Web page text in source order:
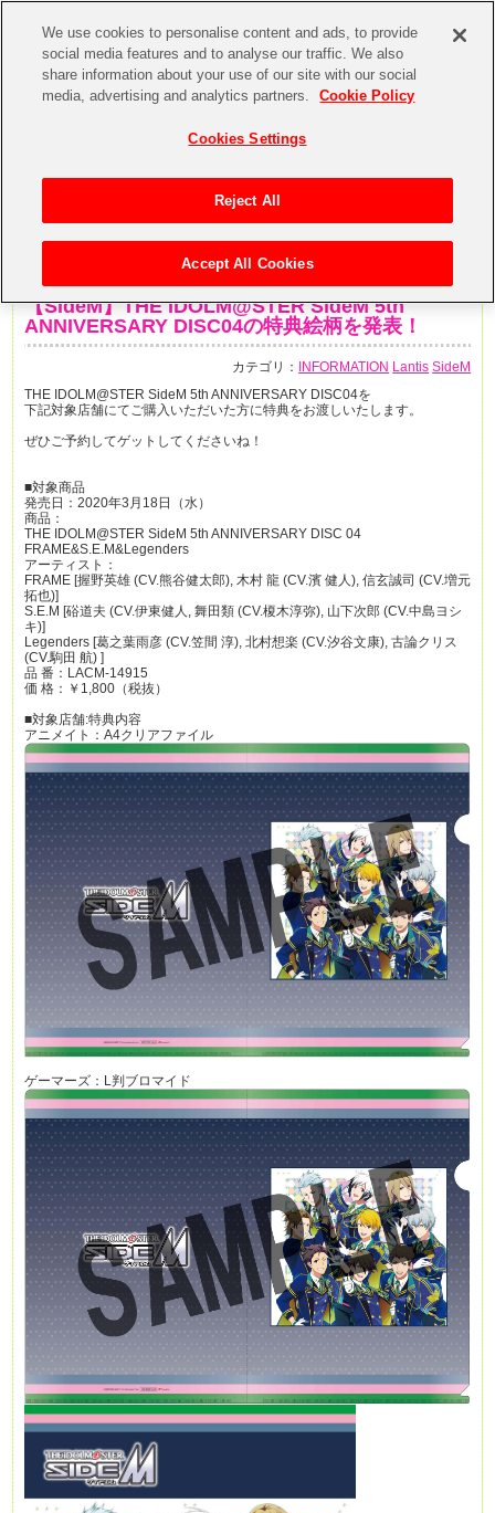
【SideM】THE IDOLM@STER SideM 5th
ANNIVERSARY DISC04の特典絵柄を発表！
カテゴリ： INFORMATION Lantis SideM
THE IDOLM@STER SideM 5th ANNIVERSARY DISC04を
下記対象店舗にてご購入いただいた方に特典をお渡しいたします。
ぜひご予約してゲットしてくださいね！
■対象商品
発売日：2020年3月18日（水）
商品：
THE IDOLM@STER SideM 5th ANNIVERSARY DISC 04
FRAME&S.E.M&Legenders
アーティスト：
FRAME [握野英雄 (CV.熊谷健太郎), 木村 龍 (CV.濱 健人), 信玄誠司 (CV.増元
拓也)]
S.E.M [硲道夫 (CV.伊東健人, 舞田類 (CV.榎木淳弥), 山下次郎 (CV.中島ヨシ
キ)]
Legenders [葛之葉雨彦 (CV.笠間 淳), 北村想楽 (CV.汐谷文康), 古論クリス
(CV.駒田 航) ]
品 番：LACM-14915
価 格：￥1,800（税抜）
■対象店舗:特典内容
アニメイト：A4クリアファイル
ゲーマーズ：L判ブロマイド
We use cookies to personalise content and ads, to provide
social media features and to analyse our traffic. We also
share information about your use of our site with our social
media, advertising and analytics partners.
Cookie Policy
Cookies Settings
Reject All
Accept All Cookies